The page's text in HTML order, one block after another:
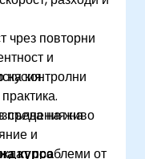
чрез повторни
и
на контролни
на
и
проблеми от
среда на живо
курса